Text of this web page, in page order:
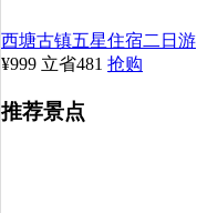
西塘古镇五星住宿二日游
¥999 立省481 抢购
推荐景点